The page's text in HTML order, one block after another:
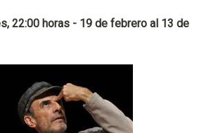
22:00 horas - 19 de febrero al 13 de